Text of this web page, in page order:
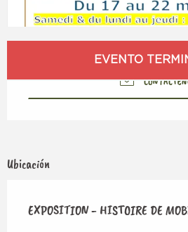
Horarios y datos de contacto
EVENTO
Ubicación
EXPOSITION - HISTOIRE DE